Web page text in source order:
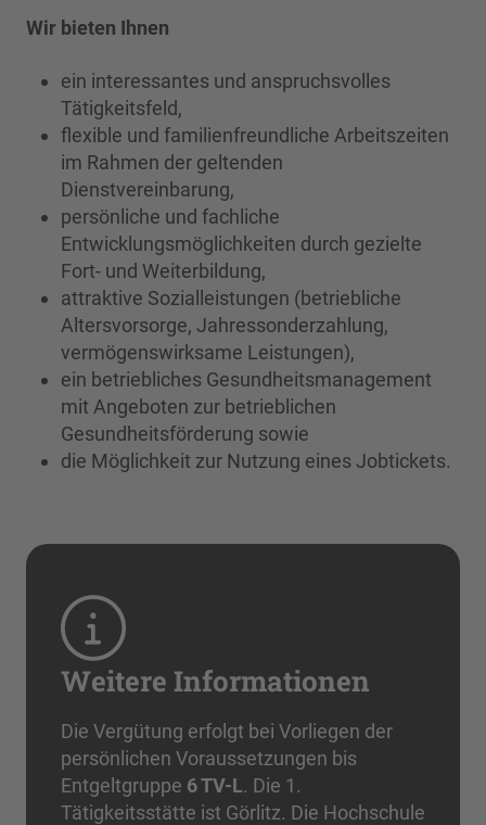
Wir bieten Ihnen
ein interessantes und anspruchsvolles
Tätigkeitsfeld,
flexible und familienfreundliche Arbeitszeiten
im Rahmen der geltenden
Dienstvereinbarung,
persönliche und fachliche
Entwicklungsmöglichkeiten durch gezielte
Fort- und Weiterbildung,
attraktive Sozialleistungen (betriebliche
Altersvorsorge, Jahressonderzahlung,
vermögenswirksame Leistungen),
ein betriebliches Gesundheitsmanagement
mit Angeboten zur betrieblichen
Gesundheitsförderung sowie
die Möglichkeit zur Nutzung eines Jobtickets.
Weitere Informationen
Die Vergütung erfolgt bei Vorliegen der
persönlichen Voraussetzungen bis
Entgeltgruppe 6 TV-L. Die 1.
Tätigkeitsstätte ist Görlitz. Die Hochschule